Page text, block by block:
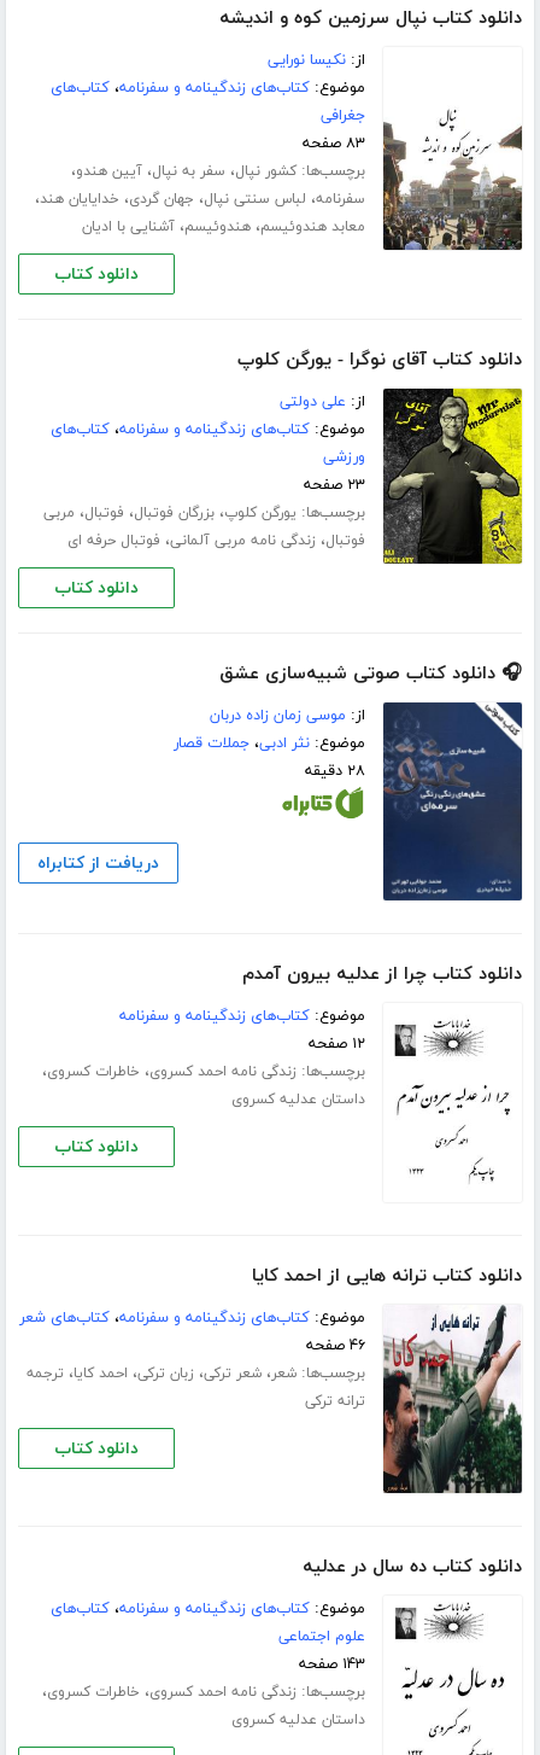
دانلود کتاب نپال سرزمین کوه و اندیشه
از:نکیسا نورایی
موضوع:کتاب‌های زندگینامه و سفرنامه،کتاب‌های
جغرافی
۸۳ صفحه
برچسب‌ها:کشور نپال، سفر به نپال،آیین هندو،
سفرنامه، لباس سنتی نپال، جهان گردی، خدایایان هند،
معابد هندوئیسم،هندوئیسم،آشنایی با ادیان
دانلود کتاب
دانلود کتاب آقای نوگرا - یورگن کلوپ
از: علی دولتی
موضوع:کتاب‌های زندگینامه و سفرنامه،کتاب‌های
ورزشی
۲۳ صفحه
برچسب‌ها: یورگن کلوپ،بزرگان فوتبال، فوتبال، مربی
فوتبال، زندگی نامه مربی آلمانی، فوتبال حرفه ای
دانلود کتاب
🎧 دانلود کتاب صوتی شبیه‌سازی عشق
از: موسی زمان زاده دربان
موضوع:نثر ادبی،جملات قصار
۲۸ دقیقه
دریافت از کتابراه
دانلود کتاب چرا از عدلیه بیرون آمدم
موضوع:کتاب‌های زندگینامه و سفرنامه
۱۲ صفحه
برچسب‌ها: زندگی نامه احمد کسروی، خاطرات کسروی،
داستان عدلیه کسروی
دانلود کتاب
دانلود کتاب ترانه هایی از احمد کایا
موضوع:کتاب‌های زندگینامه و سفرنامه،کتاب‌های شعر
۴۶ صفحه
برچسب‌ها:شعر،شعر ترکی، زبان ترکی، احمد کایا، ترجمه
ترانه ترکی
دانلود کتاب
دانلود کتاب ده سال در عدلیه
موضوع:کتاب‌های زندگینامه و سفرنامه،کتاب‌های
علوم اجتماعی
۱۴۳ صفحه
برچسب‌ها: زندگی نامه احمد کسروی، خاطرات کسروی،
داستان عدلیه کسروی